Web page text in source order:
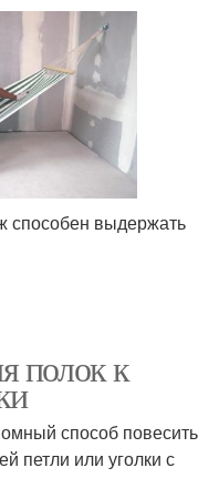
способен выдержать
полок к
способ повесить
петли или уголки с